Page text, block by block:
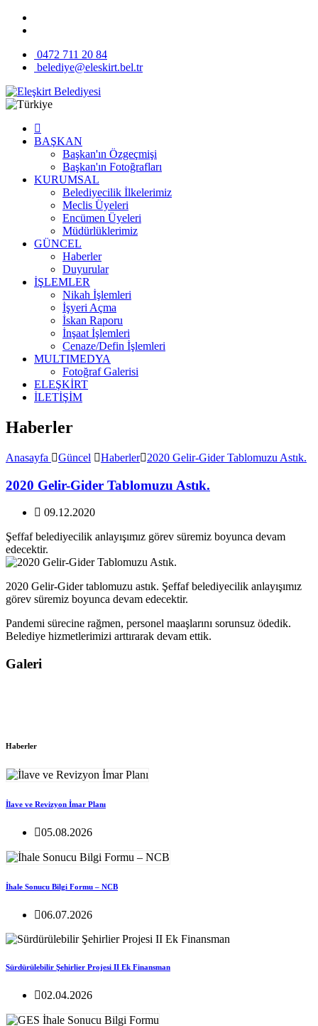
0472 711 20 84
belediye@eleskirt.bel.tr
BAŞKAN
Başkan'ın Özgeçmişi
Başkan'ın Fotoğrafları
KURUMSAL
Belediyecilik İlkelerimiz
Meclis Üyeleri
Encümen Üyeleri
Müdürlüklerimiz
GÜNCEL
Haberler
Duyurular
İŞLEMLER
Nikah İşlemleri
İşyeri Açma
İskan Raporu
İnşaat İşlemleri
Cenaze/Defin İşlemleri
MULTIMEDYA
Fotoğraf Galerisi
ELEŞKİRT
İLETİŞİM
Haberler
Anasayfa Güncel Haberler 2020 Gelir-Gider Tablomuzu Astık.
2020 Gelir-Gider Tablomuzu Astık.
09.12.2020
Şeffaf belediyecilik anlayışımız görev süremiz boyunca devam
edecektir.
2020 Gelir-Gider tablomuzu astık. Şeffaf belediyecilik anlayışımız
görev süremiz boyunca devam edecektir.
Pandemi sürecine rağmen, personel maaşlarını sorunsuz ödedik.
Belediye hizmetlerimizi arttırarak devam ettik.
Galeri
Haberler
İlave ve Revizyon İmar Planı
05.08.2026
İhale Sonucu Bilgi Formu – NCB
06.07.2026
Sürdürülebilir Şehirlier Projesi II Ek Finansman
02.04.2026